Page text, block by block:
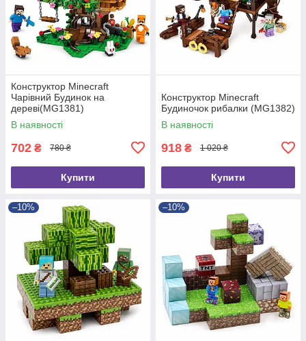
Конструктор Minecraft
Чарівний Будинок на
дереві(MG1381)
В наявності
702 ₴ 780 ₴
Купити
Конструктор Minecraft
Будиночок рибалки (MG1382)
В наявності
918 ₴ 1 020 ₴
Купити
–10% –10%